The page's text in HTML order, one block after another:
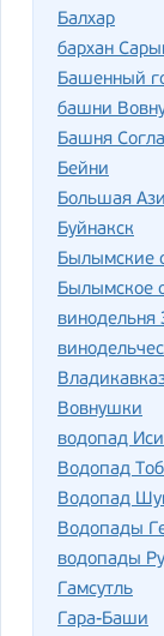
Балхар
бархан
Башенный
башни
Башня
Бейни
Большая
Буйнакск
Былымские
Былымское
винодельня
Вовнушки
водопад
Водопад
Водопад
Водопады
водопады
Гамсутль
Гара-Баши